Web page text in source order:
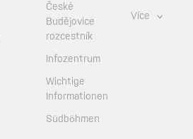
České
Budějovice
rozcestník
Infozentrum
Wichtige
Informationen
Südböhmen
Více